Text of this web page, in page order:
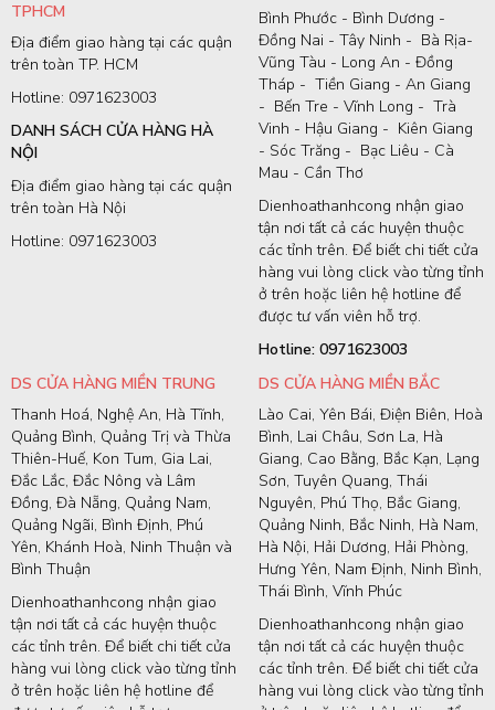
TPHCM
Địa điểm giao hàng tại các quận
trên toàn TP. HCM
Hotline: 0971623003
DANH SÁCH CỬA HÀNG HÀ
NỘI
Địa điểm giao hàng tại các quận
trên toàn Hà Nội
Hotline: 0971623003
Bình Phước - Bình Dương -
Đồng Nai - Tây Ninh - Bà Rịa-
Vũng Tàu - Long An - Đồng
Tháp - Tiền Giang - An Giang
- Bến Tre - Vĩnh Long - Trà
Vinh - Hậu Giang - Kiên Giang
- Sóc Trăng - Bạc Liêu - Cà
Mau - Cần Thơ
Dienhoathanhcong nhận giao
tận nơi tất cả các huyện thuộc
các tỉnh trên. Để biết chi tiết cửa
hàng vui lòng click vào từng tỉnh
ở trên hoặc liên hệ hotline để
được tư vấn viên hỗ trợ.
Hotline: 0971623003
DS CỬA HÀNG MIỀN TRUNG
Thanh Hoá, Nghệ An, Hà Tĩnh,
Quảng Bình, Quảng Trị và Thừa
Thiên-Huế, Kon Tum, Gia Lai,
Đắc Lắc, Đắc Nông và Lâm
Đồng, Đà Nẵng, Quảng Nam,
Quảng Ngãi, Bình Định, Phú
Yên, Khánh Hoà, Ninh Thuận và
Bình Thuận
Dienhoathanhcong nhận giao
tận nơi tất cả các huyện thuộc
các tỉnh trên. Để biết chi tiết cửa
hàng vui lòng click vào từng tỉnh
ở trên hoặc liên hệ hotline để
DS CỬA HÀNG MIỀN BẮC
Lào Cai, Yên Bái, Điện Biên, Hoà
Bình, Lai Châu, Sơn La, Hà
Giang, Cao Bằng, Bắc Kạn, Lạng
Sơn, Tuyên Quang, Thái
Nguyên, Phú Thọ, Bắc Giang,
Quảng Ninh, Bắc Ninh, Hà Nam,
Hà Nội, Hải Dương, Hải Phòng,
Hưng Yên, Nam Định, Ninh Bình,
Thái Bình, Vĩnh Phúc
Dienhoathanhcong nhận giao
tận nơi tất cả các huyện thuộc
các tỉnh trên. Để biết chi tiết cửa
hàng vui lòng click vào từng tỉnh